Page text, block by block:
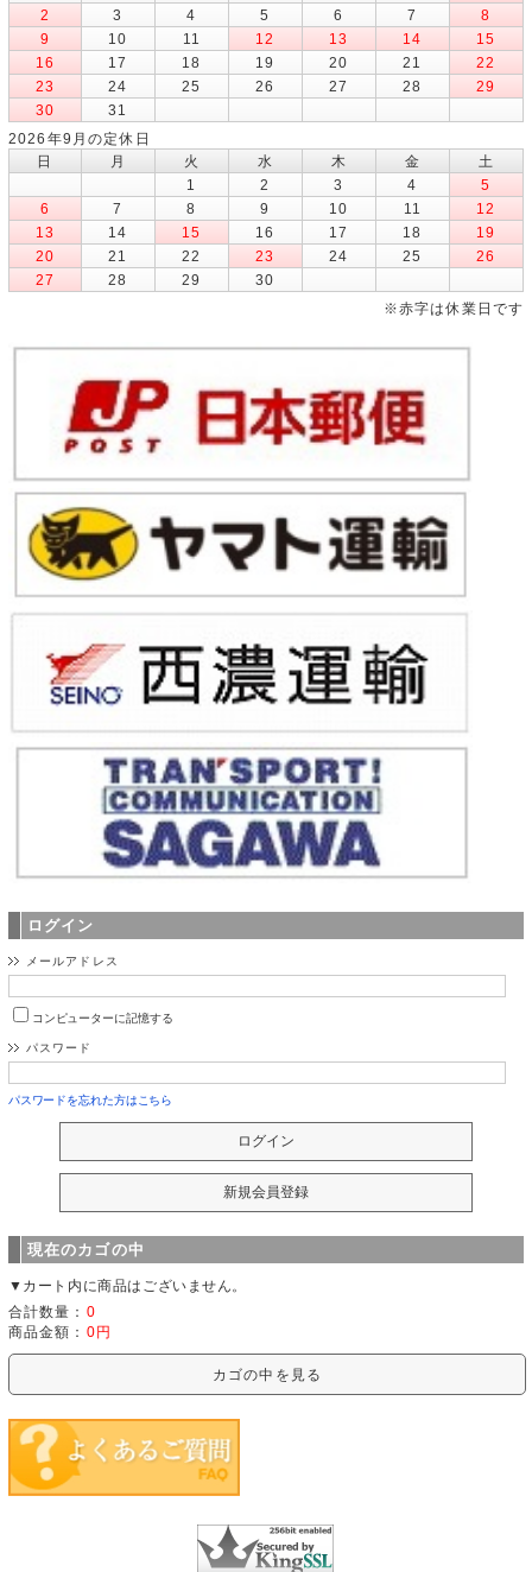
2
3 4 5 6 7
8
9
10 11 12 13 14
15
16
17 18 19 20 21
22
23
24 25 26 27 28
29
30
31
2026年9月の定休日
日
月 火 水 木 金
土
1
2 3 4
5
6
7 8 9 10 11
12
13
14 15 16 17 18
19
20
21 22 23 24 25
26
27
28 29
30
※赤字は休業日です
ログイン
メールアドレス
コンピューターに記憶する
パスワード
パスワードを忘れた方はこちら
現在のカゴの中
▼カート内に商品はございません。
合計数量： 0
商品金額： 0円
カゴの中を見る